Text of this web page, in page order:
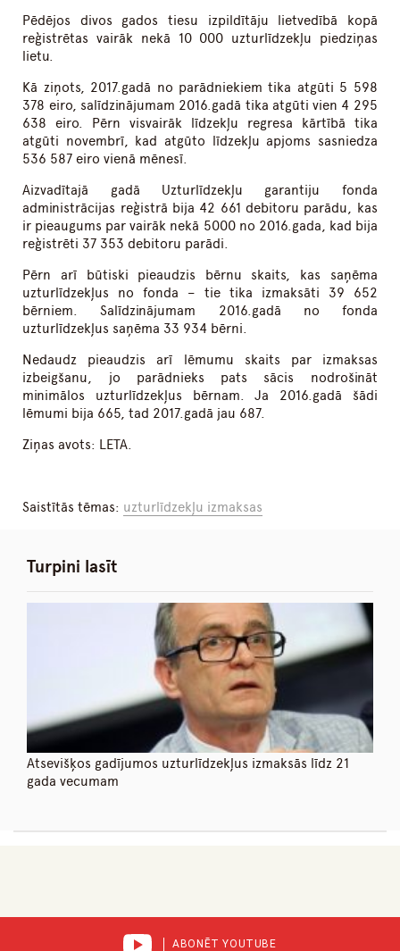
Pēdējos divos gados tiesu izpildītāju lietvedībā kopā
reģistrētas vairāk nekā 10 000 uzturlīdzekļu piedziņas
lietu.
Kā ziņots, 2017.gadā no parādniekiem tika atgūti 5 598
378 eiro, salīdzinājumam 2016.gadā tika atgūti vien 4 295
638 eiro. Pērn visvairāk līdzekļu regresa kārtībā tika
atgūti novembrī, kad atgūto līdzekļu apjoms sasniedza
536 587 eiro vienā mēnesī.
Aizvadītajā gadā Uzturlīdzekļu garantiju fonda
administrācijas reģistrā bija 42 661 debitoru parādu, kas
ir pieaugums par vairāk nekā 5000 no 2016.gada, kad bija
reģistrēti 37 353 debitoru parādi.
Pērn arī būtiski pieaudzis bērnu skaits, kas saņēma
uzturlīdzekļus no fonda – tie tika izmaksāti 39 652
bērniem. Salīdzinājumam 2016.gadā no fonda
uzturlīdzekļus saņēma 33 934 bērni.
Nedaudz pieaudzis arī lēmumu skaits par izmaksas
izbeigšanu, jo parādnieks pats sācis nodrošināt
minimālos uzturlīdzekļus bērnam. Ja 2016.gadā šādi
lēmumi bija 665, tad 2017.gadā jau 687.
Ziņas avots: LETA.
Saistītās tēmas: uzturlīdzekļu izmaksas
Turpini lasīt
Atsevišķos gadījumos uzturlīdzekļus izmaksās līdz 21
gada vecumam
ABONĒT YOUTUBE